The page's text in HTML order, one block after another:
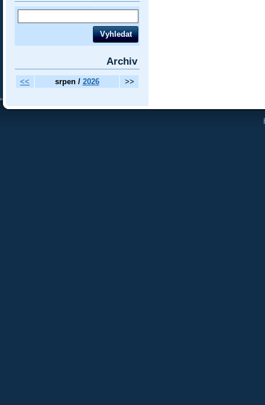
Archiv
<< srpen / 2026 >>